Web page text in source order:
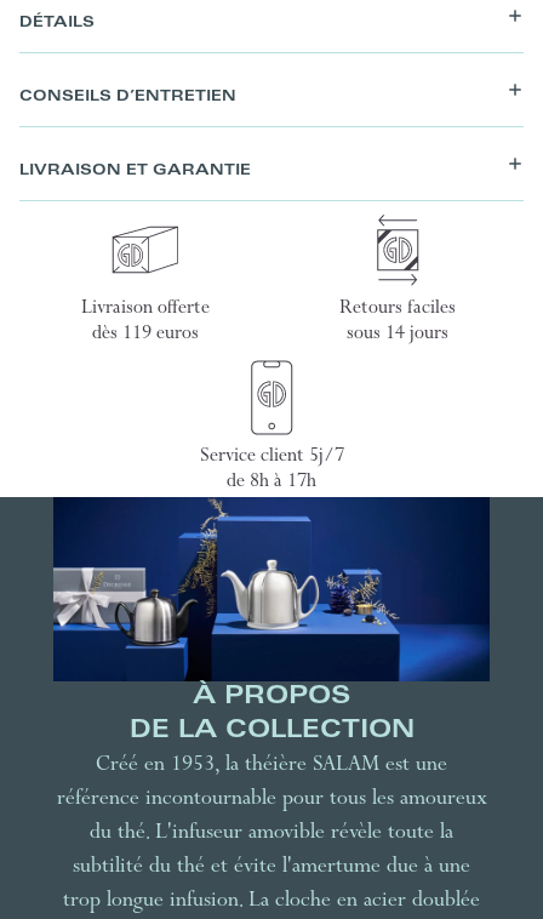
DÉTAILS
CONSEILS D’ENTRETIEN
LIVRAISON ET GARANTIE
Livraison offerte
dès 119 euros
Retours faciles
sous 14 jours
Service client 5j/7
de 8h à 17h
À PROPOS
DE LA COLLECTION
Créé en 1953, la théière SALAM est une
référence incontournable pour tous les amoureux
du thé. L'infuseur amovible révèle toute la
subtilité du thé et évite l'amertume due à une
trop longue infusion. La cloche en acier doublée